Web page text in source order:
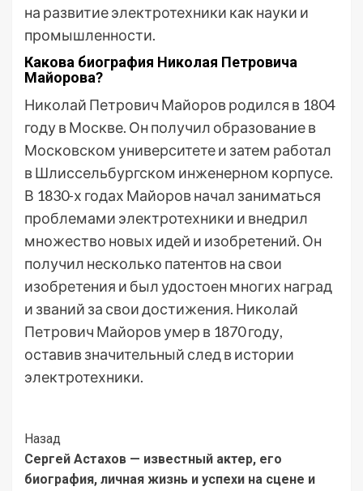
на развитие электротехники как науки и
промышленности.
Какова биография Николая Петровича
Майорова?
Николай Петрович Майоров родился в 1804
году в Москве. Он получил образование в
Московском университете и затем работал
в Шлиссельбургском инженерном корпусе.
В 1830-х годах Майоров начал заниматься
проблемами электротехники и внедрил
множество новых идей и изобретений. Он
получил несколько патентов на свои
изобретения и был удостоен многих наград
и званий за свои достижения. Николай
Петрович Майоров умер в 1870 году,
оставив значительный след в истории
электротехники.
Post
Navigation
Назад
Сергей Астахов — известный актер, его
биография, личная жизнь и успехи на сцене и